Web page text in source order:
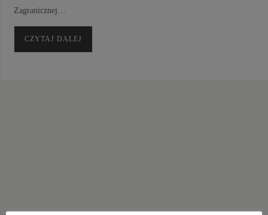
Zagranicznej…
CZYTAJ DALEJ